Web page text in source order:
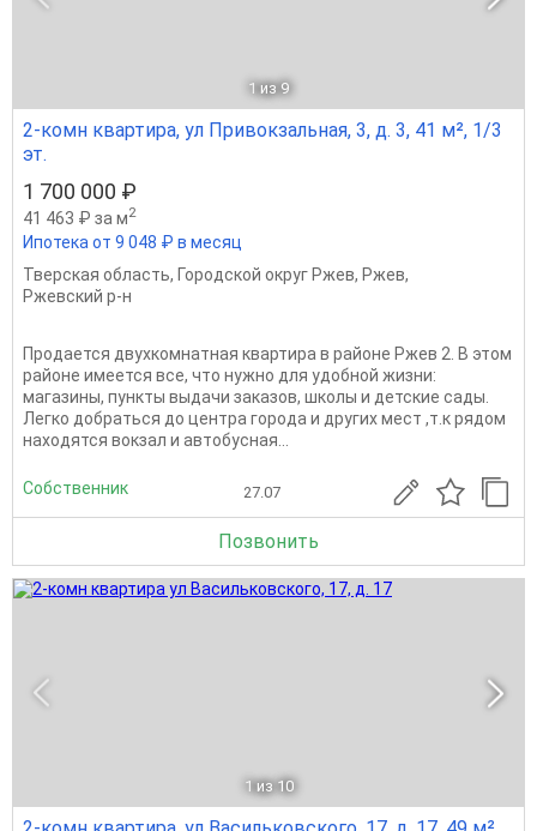
1 из 9
2-комн квартира, ул Привокзальная, 3, д. 3, 41 м², 1/3
эт.
1 700 000 ₽
41 463 ₽ за м2
Ипотека от 9 048 ₽ в месяц
Тверская область, Городской округ Ржев, Ржев,
Ржевский р-н
Продается двухкомнатная квартира в районе Ржев 2. В этом
районе имеется все, что нужно для удобной жизни:
магазины, пункты выдачи заказов, школы и детские сады.
Легко добраться до центра города и других мест ,т.к рядом
находятся вокзал и автобусная...
Собственник 27.07
Позвонить
1 из 10